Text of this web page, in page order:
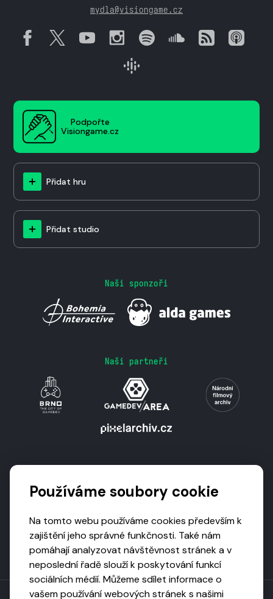
mydla@visiongame.cz
Podpořte
Visiongame.cz
Přidat hru
Přidat studio
Naši sponzoři
Naši partneři
Používáme soubory cookie
Na tomto webu používáme cookies především k
zajištění jeho správné funkčnosti. Také nám
pomáhají analyzovat návštěvnost stránek a v
neposlední řadě slouží k poskytování funkcí
sociálních médií. Můžeme sdílet informace o
vašem používání webových stránek s našimi